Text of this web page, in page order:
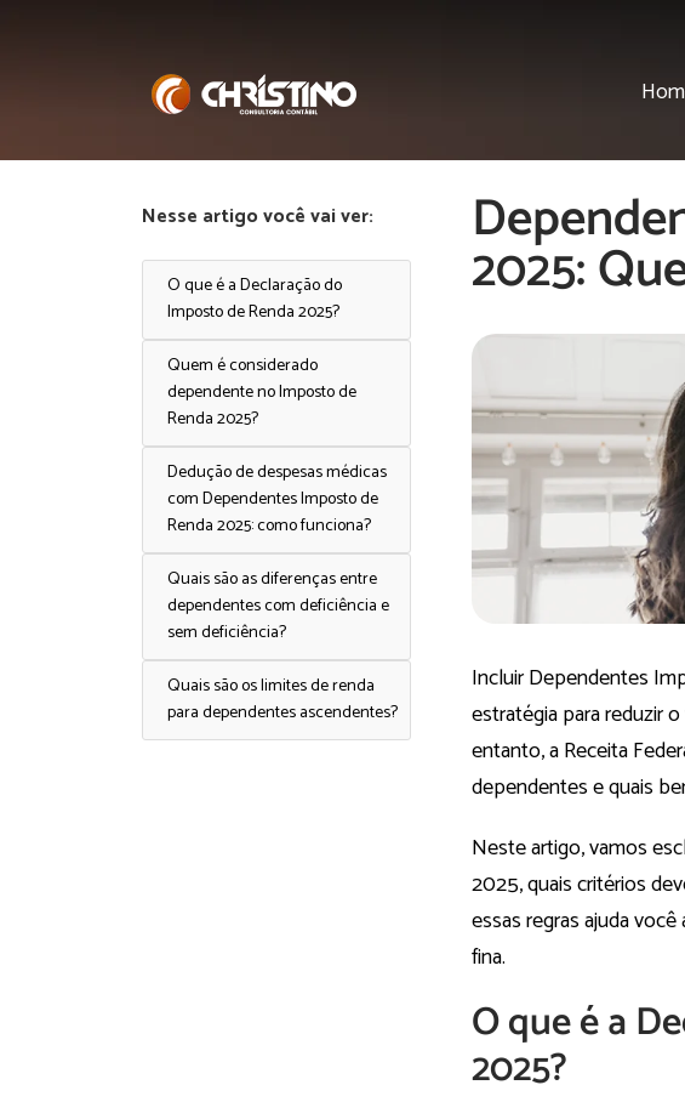
Nesse artigo você vai ver:
O que é a Declaração do
Imposto de Renda 2025?
Quem é considerado
dependente no Imposto de
Renda 2025?
Dedução de despesas médicas
com Dependentes Imposto de
Renda 2025: como funciona?
Quais são as diferenças entre
dependentes com deficiência e
sem deficiência?
Quais são os limites de renda
para dependentes ascendentes?
2025:
Incluir Dependentes
estratégia para reduzir
entanto, a Receita
dependentes e quais
Neste artigo, vamos
2025, quais critérios
essas regras ajuda
fina.
O que é a
2025?